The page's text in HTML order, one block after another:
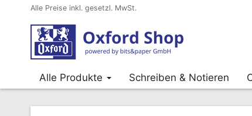
Alle Preise inkl. gesetzl. MwSt.
Alle Produkte Schreiben & Notieren